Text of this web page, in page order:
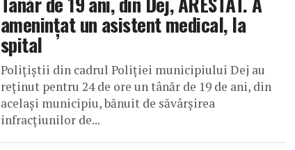
amenințat un asistent medical, la
spital
Polițiștii din cadrul Poliției municipiului Dej au
reținut pentru 24 de ore un tânăr de 19 de ani, din
același municipiu, bănuit de săvârșirea
infracțiunilor de...